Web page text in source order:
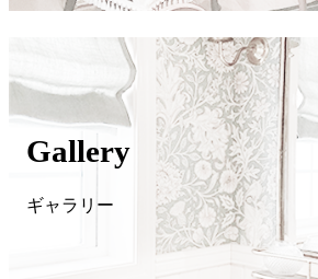
Gallery
ギャラリー